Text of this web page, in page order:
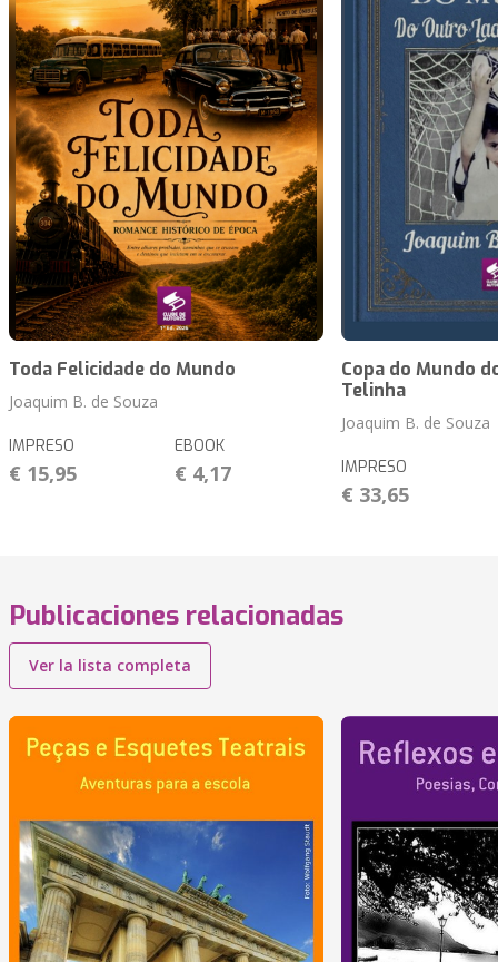
Toda Felicidade do Mundo
Joaquim B. de Souza
IMPRESO
€ 15,95
EBOOK
€ 4,17
Copa do Mundo
Telinha
Joaquim B. de Souza
IMPRESO
€ 33,65
Publicaciones relacionadas
Ver la lista completa